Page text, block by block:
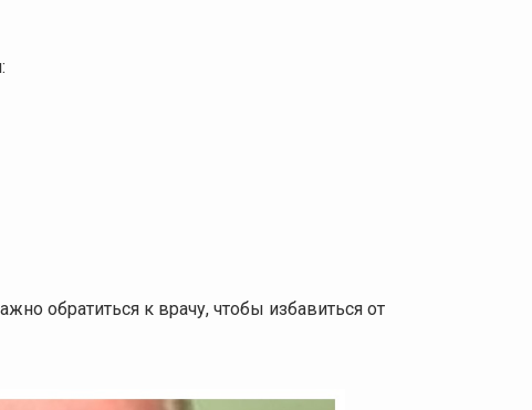
обратиться к врачу, чтобы избавиться от